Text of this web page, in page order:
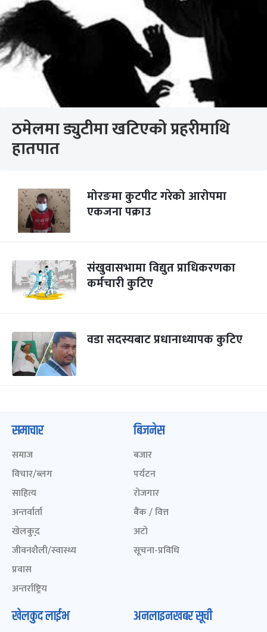
ठमेलमा ड्युटीमा खटिएको प्रहरीमाथि
हातपात
मोरङमा कुटपीट गरेको आरोपमा
एकजना पक्राउ
संखुवासभामा विद्युत प्राधिकरणका
कर्मचारी कुटिए
वडा सदस्यबाट प्रधानाध्यापक कुटिए
समाचार
समाज
विचार/ब्लग
साहित्य
अन्तर्वार्ता
खेलकुद़़
जीवनशैली/स्वास्थ्य
प्रवास
अन्तर्राष्ट्रिय
बिजनेस
बजार
पर्यटन
रोजगार
बैंक / वित्त
अटो
सूचना-प्रविधि
खेलकुद लाईभ अनलाइनखबर सूची